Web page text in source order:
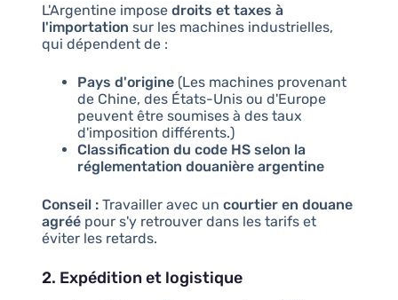
L'Argentine impose droits et taxes à
l'importation sur les machines industrielles,
qui dépendent de :
Pays d'origine(Les machines provenant
de Chine, des États-Unis ou d'Europe
peuvent être soumises à des taux
d'imposition différents.)
Classification du code HS selon la
réglementation douanière argentine
Conseil :Travailler avec un courtier en douane
agréépour s'y retrouver dans les tarifs et
éviter les retards.
2. Expédition et logistique